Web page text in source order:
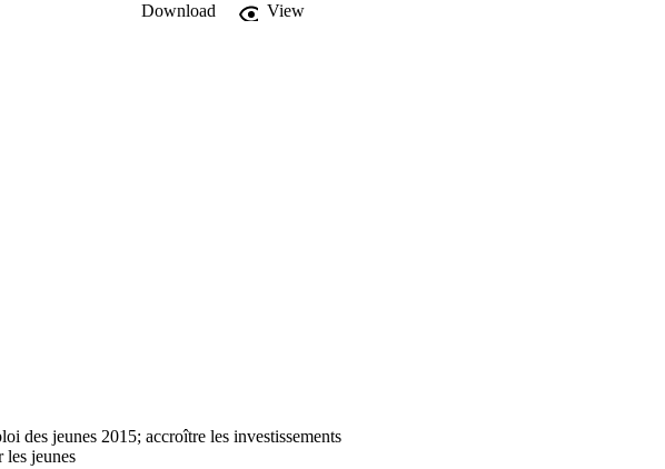
Download
View
des jeunes 2015; accroître les investissements
les jeunes